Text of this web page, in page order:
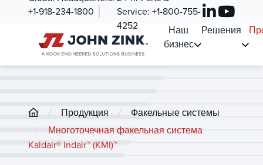
+1-918-234-1800
Service: +1-800-755-
4252
Наш
бизнес
Решения
/ Продукция / Факельные системы
/
Многоточечная факельная система
Kaldair® Indair™ (KMI)™